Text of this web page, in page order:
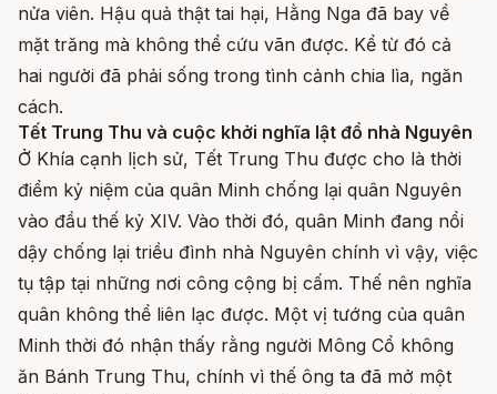
nửa viên. Hậu quả thật tai hại, Hằng Nga đã bay về
mặt trăng mà không thể cứu vãn được. Kể từ đó cả
hai người đã phải sống trong tình cảnh chia lìa, ngăn
cách.
Tết Trung Thu và cuộc khởi nghĩa lật đổ nhà Nguyên
Ở Khía cạnh lịch sử, Tết Trung Thu được cho là thời
điểm kỷ niệm của quân Minh chống lại quân Nguyên
vào đầu thế kỷ XIV. Vào thời đó, quân Minh đang nổi
dậy chống lại triều đình nhà Nguyên chính vì vậy, việc
tụ tập tại những nơi công cộng bị cấm. Thế nên nghĩa
quân không thể liên lạc được. Một vị tướng của quân
Minh thời đó nhận thấy rằng người Mông Cổ không
ăn Bánh Trung Thu, chính vì thế ông ta đã mở một